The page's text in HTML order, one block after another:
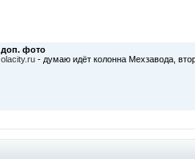
доп. фото
olacity.ru - думаю идёт колонна Мехзавода,